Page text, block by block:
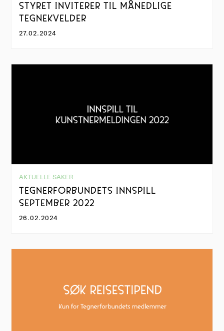
STYRET INVITERER TIL MÅNEDLIGE
TEGNEKVELDER
27.02.2024
AKTUELLE SAKER
TEGNERFORBUNDETS INNSPILL
SEPTEMBER 2022
26.02.2024